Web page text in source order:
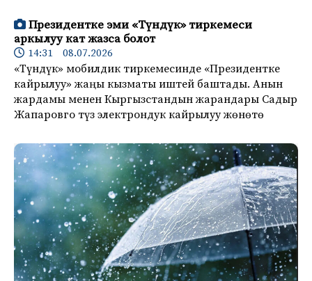
Президентке эми «Түндүк» тиркемеси
аркылуу кат жазса болот
14:31 08.07.2026
«Түндүк» мобилдик тиркемесинде «Президентке
кайрылуу» жаңы кызматы иштей баштады. Анын
жардамы менен Кыргызстандын жарандары Садыр
Жапаровго түз электрондук кайрылуу жөнөтө